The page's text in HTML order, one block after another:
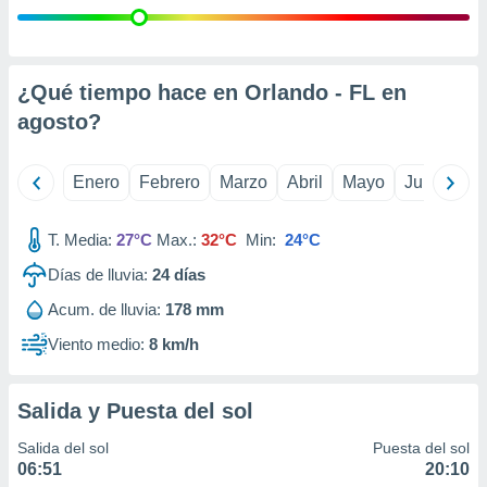
su
momento
en
o acceder
datos
¿Qué tiempo hace en Orlando - FL en
agosto?
Enero Febrero Marzo Abril Mayo Junio
T. Media: 27°C Max.: 32°C Min: 24°C
Días de lluvia: 24días
Acum. de lluvia: 178 mm
Viento medio: 8 km/h
Salida y Puesta del sol
Salida del sol
06:51
Puesta del sol
20:10